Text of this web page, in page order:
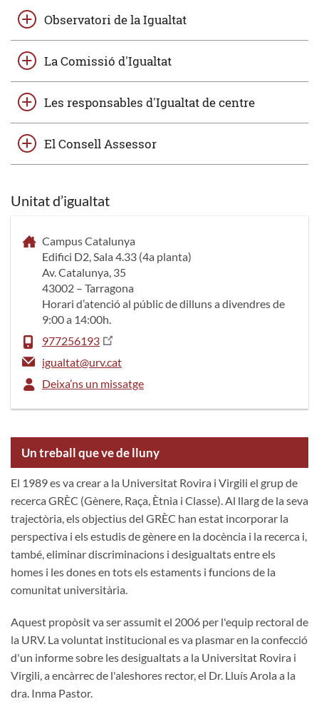
Observatori de la Igualtat
La Comissió d'Igualtat
Les responsables d'Igualtat de centre
El Consell Assessor
Unitat d’igualtat
Campus Catalunya
Edifici D2, Sala 4.33 (4a planta)
Av. Catalunya, 35
43002 – Tarragona
Horari d’atenció al públic de dilluns a divendres de
9:00 a 14:00h.
977256193
igualtat@urv.cat
Deixa’ns un missatge
Un treball que ve de lluny
El 1989 es va crear a la Universitat Rovira i Virgili el grup de
recerca GRÈC (Gènere, Raça, Ètnia i Classe). Al llarg de la seva
trajectòria, els objectius del GRÈC han estat incorporar la
perspectiva i els estudis de gènere en la docència i la recerca i,
també, eliminar discriminacions i desigualtats entre els
homes i les dones en tots els estaments i funcions de la
comunitat universitària.
Aquest propòsit va ser assumit el 2006 per l'equip rectoral de
la URV. La voluntat institucional es va plasmar en la confecció
d'un informe sobre les desigualtats a la Universitat Rovira i
Virgili, a encàrrec de l'aleshores rector, el Dr. Lluís Arola a la
dra. Inma Pastor.